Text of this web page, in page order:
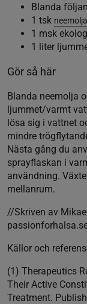
Blanda
1 tsk neemolja
1 msk
1 liter
Gör så här
Blanda neemolja
ljummet/varmt
lösa sig i vattnet
mindre
Nästa gång du
sprayflaskan i
användning.
mellanrum.
//Skriven av
Källor och
(1) Therapeutics
Their Active
Treatment.